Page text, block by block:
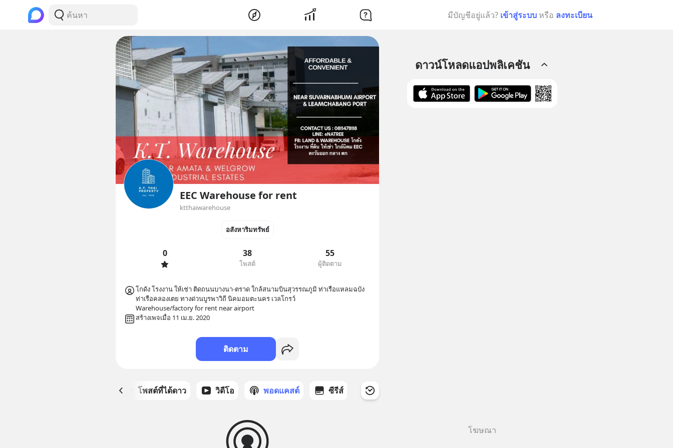
มีบัญชีอยู่แล้ว? เข้าสู่ระบบ หรือ ลงทะเบียน
EEC Warehouse for rent
ktthaiwarehouse
อสังหาริมทรัพย์
0 38
โพสต์
55
ผู้ติดตาม
โกดัง โรงงาน ให้เช่า ติดถนนบางนา-ตราด ใกล้สนามบินสุวรรณภูมิ ท่าเรือแหลมฉบัง
ท่าเรือคลองเตย ทางด่วนบูรพาวิถี นิคมอมตะนคร เวลโกรว์
Warehouse/factory for rent near airport
สร้างเพจเมื่อ 11 เม.ย. 2020
ติดตาม
โพสต์ที่ได้ดาว วิดีโอ พอดแคสต์ ซีรีส์
ดาวน์โหลดแอปพลิเคชัน
โฆษณา